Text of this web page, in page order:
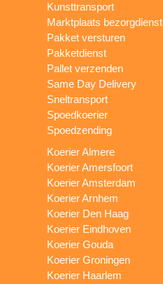
Kunsttransport
Marktplaats bezorgdienst
Pakket versturen
Pakketdienst
Pallet verzenden
Same Day Delivery
Sneltransport
Spoedkoerier
Spoedzending
Koerier Almere
Koerier Amersfoort
Koerier Amsterdam
Koerier Arnhem
Koerier Den Haag
Koerier Eindhoven
Koerier Gouda
Koerier Groningen
Koerier Haarlem